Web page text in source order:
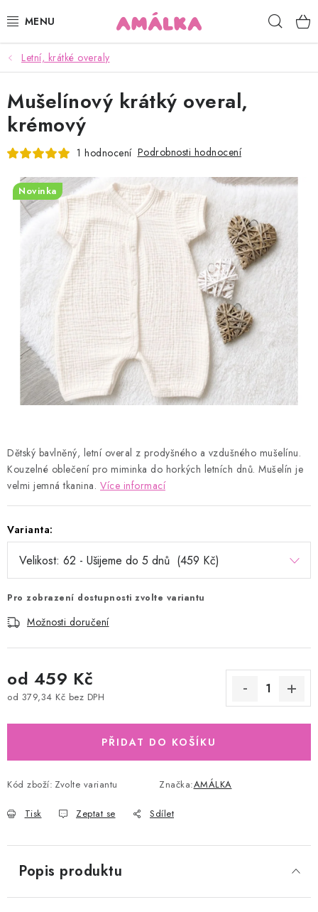
na
KOJENECKÉ, DĚTSKÉ OBLEČENÍ
ČEPICE, RUKAVICE, NÁKRČNÍKY
OSUŠKY, BRYNDÁKY, DEKY, DOPLŇKY
POUKAZY
KONTAKTY
HODNOCENÍ OBCHODU
Kontakty Proč AMÁLKA?
Doprava a platba
Tabulka velikostí
Postup pro vrácení a výměnu
Velkoobchod
Obchodní podmínky
Podmínky ochrany osobních údajů
Blog
Letní, krátké overaly
Dětský bavlněný, letní overal z prodyšného a vzdušného mušelínu.
Kouzelné oblečení pro miminka do horkých letních dnů. Mušelín je
velmi jemná tkanina. Více informací
Varianta:
Pro zobrazení dostupnosti zvolte variantu
Možnosti doručení
od 459 Kč
od 379,34 Kč bez DPH
PŘIDAT DO KOŠÍKU
Kód zboží: Zvolte variantu Značka:AMÁLKA
Tisk Zeptat se Sdílet
Mušelínový krátký overal,
krémový
1 hodnocení Podrobnosti hodnocení
Novinka
Popis produktu